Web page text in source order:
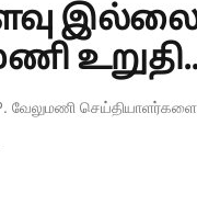
செய்தியாளர்களை